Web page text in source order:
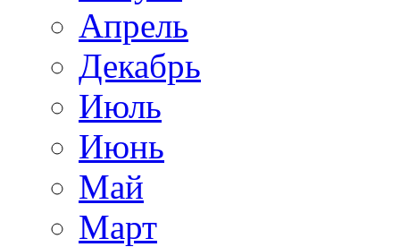
Апрель
Декабрь
Июль
Июнь
Май
Март